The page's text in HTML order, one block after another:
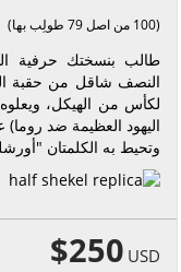
(100 من اصل 79 طولِب بها)
طالب بنسختك حرفية
النصف شاقل من حقبة
لكأس من الهيكل،
اليهود العظيمة ضد
وتحيط به الكلمتان
$250 USD